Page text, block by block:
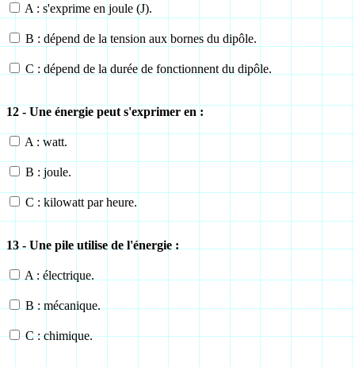
A : s'exprime en joule (J).
B : dépend de la tension aux bornes du dipôle.
C : dépend de la durée de fonctionnent du dipôle.
12 - Une énergie peut s'exprimer en :
A : watt.
B : joule.
C : kilowatt par heure.
13 - Une pile utilise de l'énergie :
A : électrique.
B : mécanique.
C : chimique.